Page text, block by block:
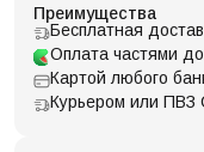
Преимущества
Бесплатная
Оплата частями
Картой любого
Курьером или